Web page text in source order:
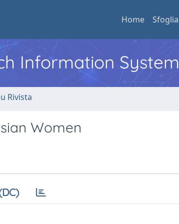
Home Sfoglia
Information System
Rivista
Women